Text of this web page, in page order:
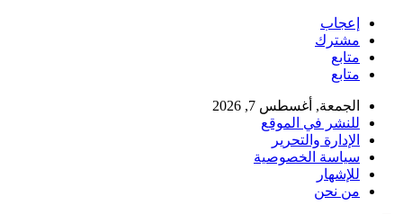
إعجاب
مشترك
متابع
متابع
الجمعة, أغسطس 7, 2026
للنشر في الموقع
الإدارة والتحرير
سياسة الخصوصية
للإشهار
من نحن